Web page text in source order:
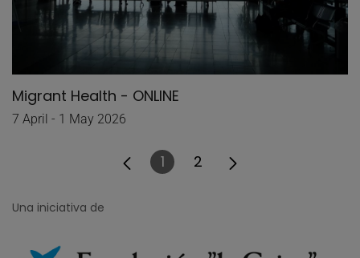
Migrant Health - ONLINE
7 April - 1 May 2026
Página
1
Página
2
Una iniciativa de